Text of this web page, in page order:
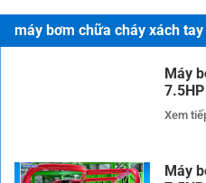
máy bơm chữa cháy xách tay
Máy
Xem
Máy